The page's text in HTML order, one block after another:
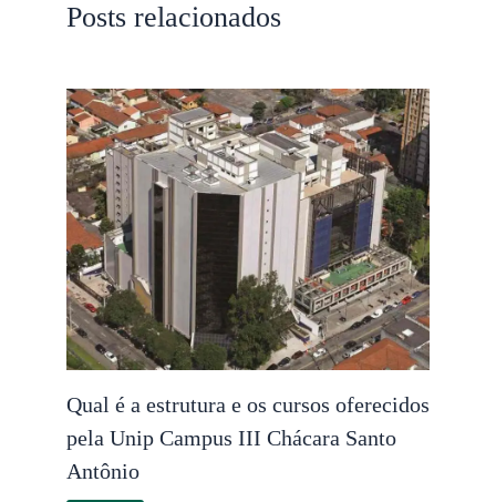
Posts relacionados
Qual é a estrutura e os cursos oferecidos
pela Unip Campus III Chácara Santo
Antônio